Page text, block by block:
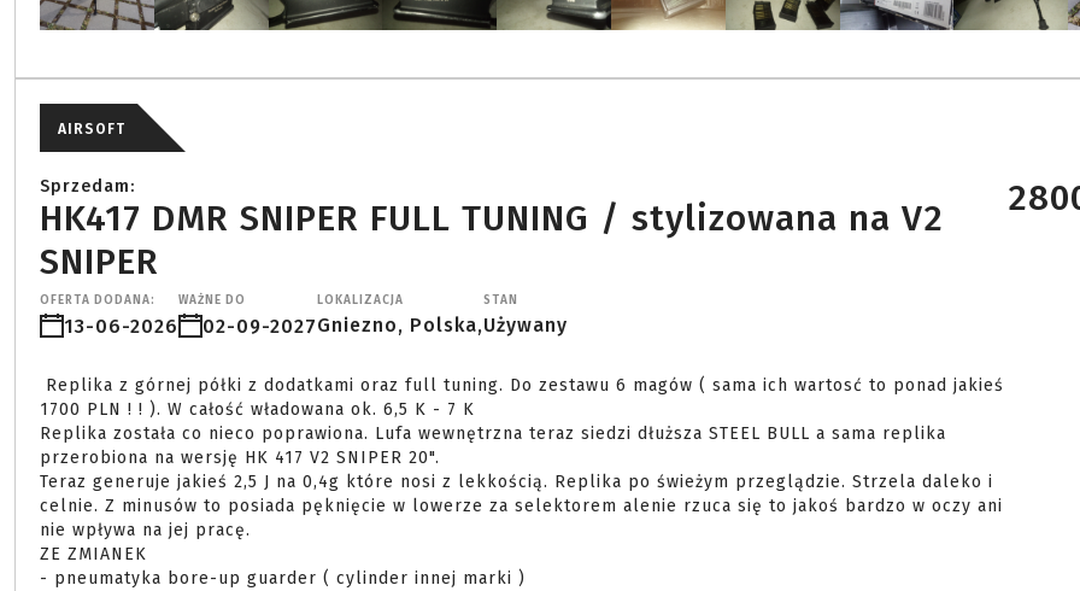
AIRSOFT
Sprzedam:
HK417 DMR SNIPER FULL TUNING / stylizowana na V2
SNIPER
OFERTA DODANA:
13-06-2026
WAŻNE DO
02-09-2027
LOKALIZACJA
Gniezno, Polska,
STAN
Używany
1700 PLN ! ! ). W całość władowana ok. 6,5 K - 7 K
Replika została co nieco poprawiona. Lufa wewnętrzna teraz siedzi dłuższa STEEL BULL a sama replika
przerobiona na wersję HK 417 V2 SNIPER 20".
Teraz generuje jakieś 2,5 J na 0,4g które nosi z lekkością. Replika po świeżym przeglądzie. Strzela daleko i
celnie. Z minusów to posiada pęknięcie w lowerze za selektorem alenie rzuca się to jakoś bardzo w oczy ani
nie wpływa na jej pracę.
ZE ZMIANEK
- pneumatyka bore-up guarder ( cylinder innej marki )